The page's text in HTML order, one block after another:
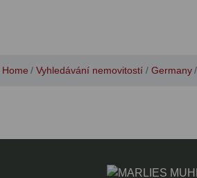
Home Vyhledávání nemovitostí Germany